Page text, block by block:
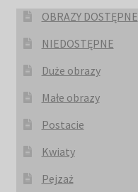
OBRAZY DOSTĘPNE
NIEDOSTĘPNE
Duże obrazy
Małe obrazy
Postacie
Kwiaty
Pejzaż